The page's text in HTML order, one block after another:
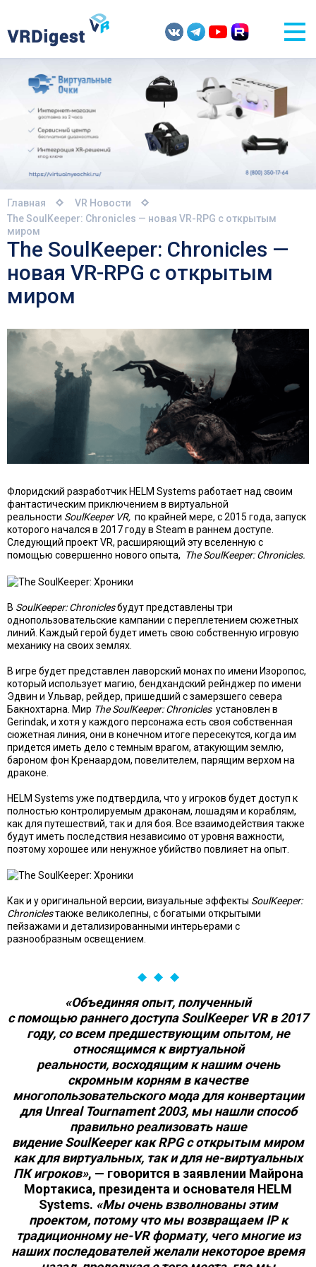
Главная
VR Новости
The SoulKeeper: Chronicles — новая VR-RPG с открытым
миром
The SoulKeeper: Chronicles —
новая VR-RPG с открытым
миром
Флоридский разработчик HELM Systems работает над своим
фантастическим приключением в виртуальной
реальности SoulKeeper VR, по крайней мере, с 2015 года, запуск
которого начался в 2017 году в Steam в раннем доступе.
Следующий проект VR, расширяющий эту вселенную с
помощью совершенно нового опыта, The SoulKeeper: Chronicles.
В SoulKeeper: Chroniclesбудут представлены три
однопользовательские кампании с переплетением сюжетных
линий. Каждый герой будет иметь свою собственную игровую
механику на своих землях.
В игре будет представлен лаворский монах по имени Изоропос,
который использует магию, бендхандский рейнджер по имени
Эдвин и Ульвар, рейдер, пришедший с замерзшего севера
Бакнохтарна. Мир The SoulKeeper: Chronicles установлен в
Gerindak, и хотя у каждого персонажа есть своя собственная
сюжетная линия, они в конечном итоге пересекутся, когда им
придется иметь дело с темным врагом, атакующим землю,
бароном фон Кренаардом, повелителем, парящим верхом на
драконе.
HELM Systems уже подтвердила, что у игроков будет доступ к
полностью контролируемым драконам, лошадям и кораблям,
как для путешествий, так и для боя. Все взаимодействия также
будут иметь последствия независимо от уровня важности,
поэтому хорошее или ненужное убийство повлияет на опыт.
Как и у оригинальной версии, визуальные эффекты SoulKeeper:
Chroniclesтакже великолепны, с богатыми открытыми
пейзажами и детализированными интерьерами с
разнообразным освещением.
«Объединяя опыт, полученный
с помощью раннего доступа SoulKeeper VR в 2017
году, со всем предшествующим опытом, не
относящимся к виртуальной
реальности, восходящим к нашим очень
скромным корням в качестве
многопользовательского мода для конвертации
для Unreal Tournament 2003, мы нашли способ
правильно реализовать наше
видение SoulKeeperкак RPG с открытым миром
как для виртуальных, так и для не-виртуальных
ПК игроков», — говорится в заявлении Майрона
Мортакиса, президента и основателя HELM
Systems. «Мы очень взволнованы этим
проектом, потому что мы возвращаем IP к
традиционному не-VR формату, чего многие из
наших последователей желали некоторое время